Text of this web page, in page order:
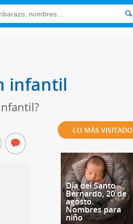
infantil
LO MÁS VISITADO
Día del Santo
Bernardo, 20 de
agosto.
Nombres para
niño